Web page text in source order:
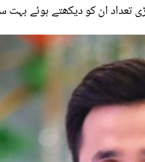
تعداد ان کو دیکھتے ہوئے